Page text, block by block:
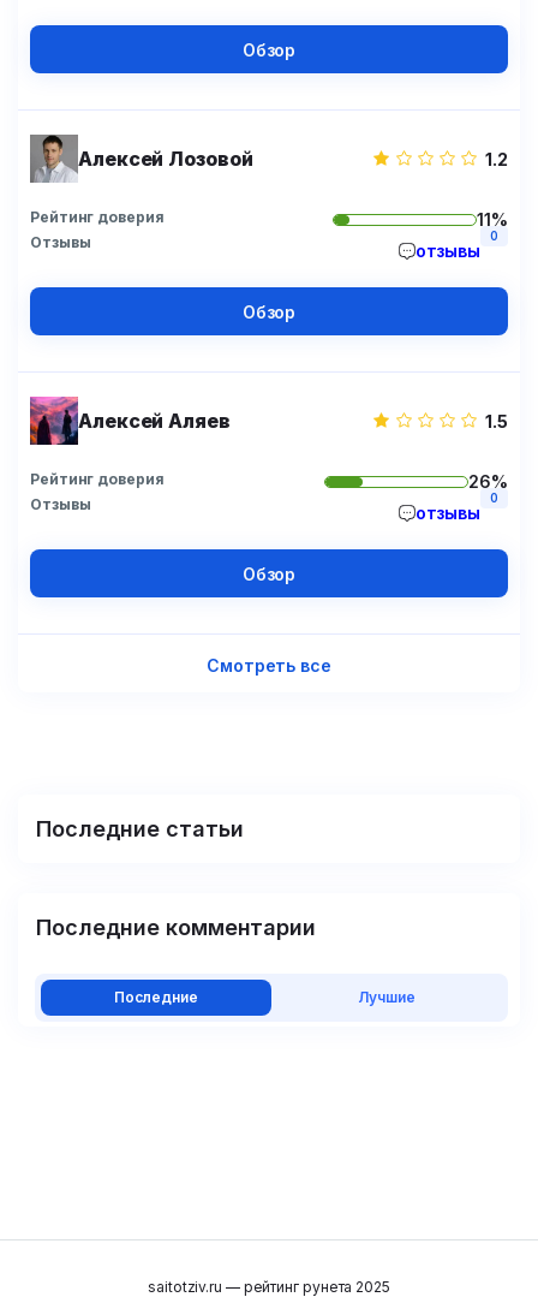
Обзор
Алексей Лозовой 1.2
Рейтинг доверия 11%
Отзывы отзывы
0
Обзор
Алексей Аляев 1.5
Рейтинг доверия 26%
Отзывы отзывы
0
Обзор
Смотреть все
Последние статьи
Последние комментарии
Последние Лучшие
saitotziv.ru — рейтинг рунета 2025